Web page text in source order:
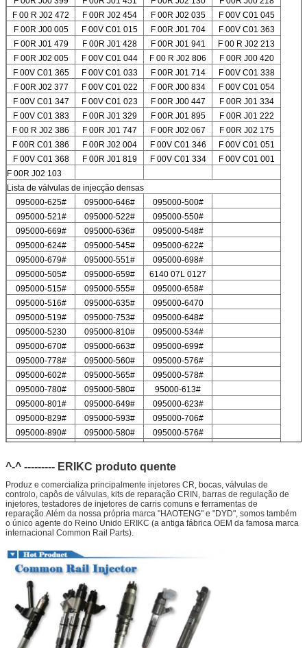
F 00 R J02 472
F 00R J02 454 F 00R J02 035
F 00V C01 045
F 00R J00 005
F 00V C01 015 F 00R J01 704
F 00V C01 363
F 00R J01 479
F 00R J01 428 F 00R J01 941
F 00 R J02 213
F 00R J02 005
F 00V C01 044 F 00 R J02 806
F 00R J00 420
F 00V C01 365
F 00V C01 033 F 00R J01 714
F 00V C01 338
F 00R J02 377
F 00V C01 022 F 00R J00 834
F 00V C01 054
F 00V C01 347
F 00V C01 023 F 00R J00 447
F 00R J01 334
F 00V C01 383
F 00R J01 329 F 00R J01 895
F 00R J01 222
F 00 R J02 386
F 00R J01 747 F 00R J02 067
F 00R J02 175
F 00R C01 386
F 00R J02 004 F 00V C01 346
F 00V C01 051
F 00V C01 368
F 00R J01 819 F 00V C01 334
F 00V C01 001
F 00R J02 103
Lista de válvulas de injecção densas
095000-625#
095000-646#
095000-500#
095000-521#
095000-522#
095000-550#
095000-669#
095000-636#
095000-548#
095000-624#
095000-545#
095000-622#
095000-679#
095000-551#
095000-698#
095000-505#
095000-659#
6140 07L 0127
095000-515#
095000-555#
095000-658#
095000-516#
095000-635#
095000-6470
095000-519#
095000-753#
095000-648#
095000-5230
095000-810#
095000-534#
095000-670#
095000-663#
095000-699#
095000-778#
095000-560#
095000-576#
095000-602#
095000-565#
095000-578#
095000-780#
095000-580#
95000-613#
095000-801#
095000-649#
095000-623#
095000-829#
095000-593#
095000-706#
095000-890#
095000-580#
095000-576#
Lista de válvulas de injecção de For Delp
9308-618C
9308-622A
^-^ --------- ERIKC produto quente
Produz e comercializa principalmente injetores CR, bocas, válvulas de
controlo, capôs de válvulas, kits de reparação CRIN, barras de regulação de
injetores, testadores de injetores de carris comuns e ferramentas de
reparação.Além da nossa própria marca "HAOTENG" e "DYD", somos também
o único agente do Reino Unido ERIKC (a antiga fábrica OEM da famosa marca
internacional Common Rail Parts).